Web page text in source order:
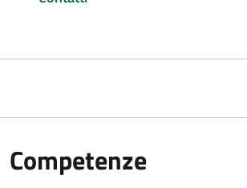
Competenze